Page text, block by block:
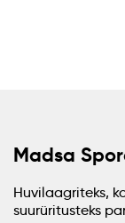
Madsa
Huvilaagriteks,
suurüritusteks